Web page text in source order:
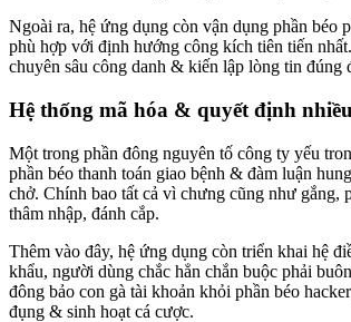
Ngoài ra, hệ ứng dụng còn vận dụng phần béo
phù hợp với định hướng công kích tiên tiến
chuyên sâu công danh & kiến lập lòng tin
Hệ thống mã hóa & quyết định
Một trong phần đông nguyên tố công ty yếu
phần béo thanh toán giao bệnh & đàm luận
chở. Chính bao tất cả vì chưng cũng như gắng,
thâm nhập, đánh cắp.
Thêm vào đây, hệ ứng dụng còn triển khai hệ
khẩu, người dùng chắc hẳn chắn buộc phải
đông bảo con gà tài khoản khỏi phần béo
đụng & sinh hoạt cá cược.